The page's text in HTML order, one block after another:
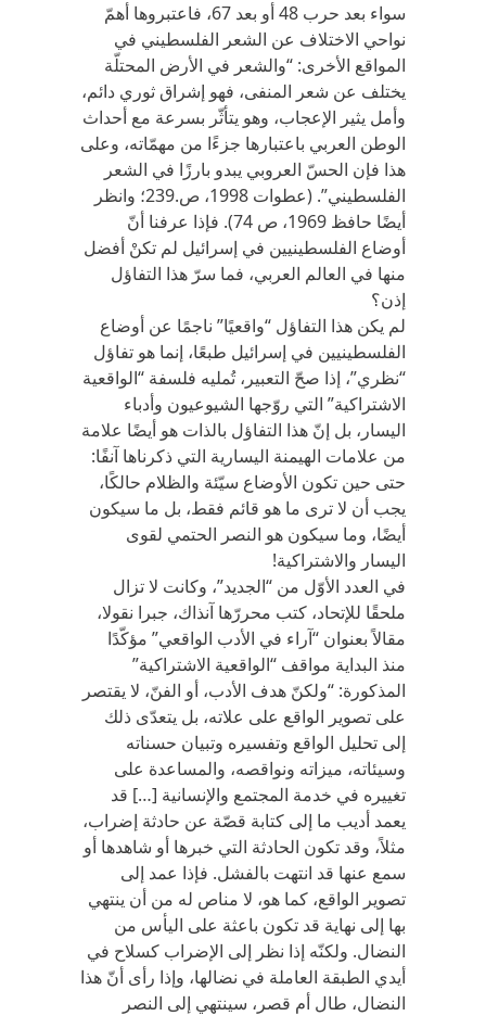
سواء بعد حرب 48 أو بعد 67، فاعتبروها أهمّ
نواحي الاختلاف عن الشعر الفلسطيني في
المواقع الأخرى: “والشعر في الأرض المحتلّة
يختلف عن شعر المنفى، فهو إشراق ثوري دائم،
وأمل يثير الإعجاب، وهو يتأثّر بسرعة مع أحداث
الوطن العربي باعتبارها جزءًا من مهمّاته، وعلى
هذا فإن الحسّ العروبي يبدو بارزًا في الشعر
الفلسطيني”. (عطوات 1998، ص.239؛ وانظر
أيضًا حافظ 1969، ص 74). فإذا عرفنا أنّ
أوضاع الفلسطينيين في إسرائيل لم تكنْ أفضل
منها في العالم العربي، فما سرّ هذا التفاؤل
إذن؟
لم يكن هذا التفاؤل “واقعيًا” ناجمًا عن أوضاع
الفلسطينيين في إسرائيل طبعًا، إنما هو تفاؤل
“نظري”، إذا صحّ التعبير، تُمليه فلسفة “الواقعية
الاشتراكية” التي روّجها الشيوعيون وأدباء
اليسار، بل إنّ هذا التفاؤل بالذات هو أيضًا علامة
من علامات الهيمنة اليسارية التي ذكرناها آنفًا:
حتى حين تكون الأوضاع سيّئة والظلام حالكًا،
يجب أن لا ترى ما هو قائم فقط، بل ما سيكون
أيضًا، وما سيكون هو النصر الحتمي لقوى
اليسار والاشتراكية!
في العدد الأوّل من “الجديد”، وكانت لا تزال
ملحقًا للإتحاد، كتب محررّها آنذاك، جبرا نقولا،
مقالاً بعنوان “آراء في الأدب الواقعي” مؤكّدًا
منذ البداية مواقف “الواقعية الاشتراكية”
المذكورة: “ولكنّ هدف الأدب، أو الفنّ، لا يقتصر
على تصوير الواقع على علاته، بل يتعدّى ذلك
إلى تحليل الواقع وتفسيره وتبيان حسناته
وسيئاته، ميزاته ونواقصه، والمساعدة على
تغييره في خدمة المجتمع والإنسانية […] قد
يعمد أديب ما إلى كتابة قصّة عن حادثة إضراب،
مثلاً، وقد تكون الحادثة التي خبرها أو شاهدها أو
سمع عنها قد انتهت بالفشل. فإذا عمد إلى
تصوير الواقع، كما هو، لا مناص له من أن ينتهي
بها إلى نهاية قد تكون باعثة على اليأس من
النضال. ولكنّه إذا نظر إلى الإضراب كسلاح في
أيدي الطبقة العاملة في نضالها، وإذا رأى أنّ هذا
النضال، طال أم قصر، سينتهي إلى النصر